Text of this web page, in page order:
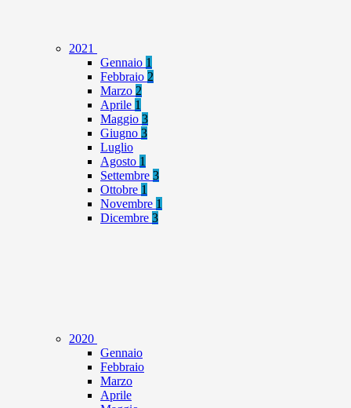
2021
Gennaio 1
Febbraio 2
Marzo 2
Aprile 1
Maggio 3
Giugno 3
Luglio
Agosto 1
Settembre 3
Ottobre 1
Novembre 1
Dicembre 3
2020
Gennaio
Febbraio
Marzo
Aprile